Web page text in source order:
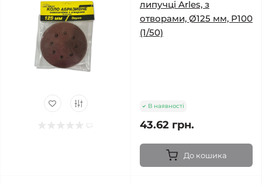
липучці Arles, з
отворами, Ø125 мм, Р100
(1/50)
В наявності
43.62 грн.
До кошика